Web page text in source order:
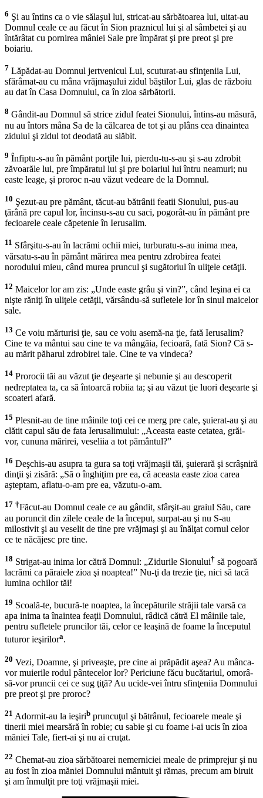
6 Şi au întins ca o vie sălaşul lui, stricat-au sărbătoarea lui, uitat-au
Domnul ceale ce au făcut în Sion praznicul lui şi al sâmbetei şi au
întărâtat cu pornirea mâniei Sale pre împărat şi pre preot şi pre
boiariu.
7 Lăpădat-au Domnul jertvenicul Lui, scuturat-au sfinţeniia Lui,
sfărâmat-au cu mâna vrăjmaşului zidul băştilor Lui, glas de războiu
au dat în Casa Domnului, ca în zioa sărbătorii.
8 Gândit-au Domnul să strice zidul featei Sionului, întins-au măsură,
nu au întors mâna Sa de la călcarea de tot şi au plâns cea dinaintea
zidului şi zidul tot deodată au slăbit.
9 Înfiptu-s-au în pământ porţile lui, pierdu-tu-s-au şi s-au zdrobit
zăvoarăle lui, pre împăratul lui şi pre boiariul lui întru neamuri; nu
easte leage, şi proroc n-au văzut vedeare de la Domnul.
10 Şezut-au pre pământ, tăcut-au bătrânii featii Sionului, pus-au
ţărână pre capul lor, încinsu-s-au cu saci, pogorât-au în pământ pre
fecioarele ceale căpetenie în Ierusalim.
11 Sfârşitu-s-au în lacrămi ochii miei, turburatu-s-au inima mea,
vărsatu-s-au în pământ mărirea mea pentru zdrobirea featei
norodului mieu, când murea pruncul şi sugătoriul în uliţele cetăţii.
12 Maicelor lor am zis: „Unde easte grâu şi vin?”, când leşina ei ca
nişte răniţi în uliţele cetăţii, vărsându-să sufletele lor în sinul maicelor
sale.
13 Ce voiu mărturisi ţie, sau ce voiu asemă-na ţie, fată Ierusalim?
Cine te va mântui sau cine te va mângăia, fecioară, fată Sion? Că s-
au mărit păharul zdrobirei tale. Cine te va vindeca?
14 Prorocii tăi au văzut ţie deşearte şi nebunie şi au descoperit
nedreptatea ta, ca să întoarcă robiia ta; şi au văzut ţie luori deşearte şi
scoateri afară.
15 Plesnit-au de tine mâinile toţi cei ce merg pre cale, şuierat-au şi au
clătit capul său de fata Ierusalimului: „Aceasta easte cetatea, grăi-
vor, cununa mărirei, veseliia a tot pământul?”
16 Deşchis-au asupra ta gura sa toţi vrăjmaşii tăi, şuierară şi scrâşniră
dinţii şi zisără: „Să o înghiţim pre ea, că aceasta easte zioa carea
aşteptam, aflatu-o-am pre ea, văzutu-o-am.
17 †Făcut-au Domnul ceale ce au gândit, sfârşit-au graiul Său, care
au poruncit din zilele ceale de la început, surpat-au şi nu S-au
milostivit şi au veselit de tine pre vrăjmaşi şi au înălţat cornul celor
ce te năcăjesc pre tine.
18 Strigat-au inima lor cătră Domnul: „Zidurile Sionului† să pogoară
lacrămi ca păraiele zioa şi noaptea!” Nu-ţi da trezie ţie, nici să tacă
lumina ochilor tăi!
19 Scoală-te, bucură-te noaptea, la începăturile străjii tale varsă ca
apa inima ta înaintea feaţii Domnului, râdică cătră El mâinile tale,
pentru sufletele pruncilor tăi, celor ce leaşină de foame la începutul
tuturor ieşirilora.
20 Vezi, Doamne, şi priveaşte, pre cine ai prăpădit aşea? Au mânca-
vor muierile rodul pântecelor lor? Periciune făcu bucătariul, omorâ-
să-vor pruncii cei ce sug ţiţă? Au ucide-vei întru sfinţeniia Domnului
pre preot şi pre proroc?
21 Adormit-au la ieşirib pruncuţul şi bătrânul, fecioarele meale şi
tinerii miei mearsără în robie; cu sabie şi cu foame i-ai ucis în zioa
măniei Tale, fiert-ai şi nu ai cruţat.
22 Chemat-au zioa sărbătoarei nemerniciei meale de primprejur şi nu
au fost în zioa măniei Domnului mântuit şi rămas, precum am biruit
şi am înmulţit pre toţi vrăjmaşii miei.